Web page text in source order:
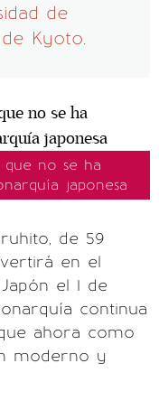
de
Kyoto.
no se ha
japonesa
de 59
en el
el 1 de
continua
ahora como
moderno y